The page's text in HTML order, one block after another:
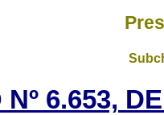
Nº 6.653,